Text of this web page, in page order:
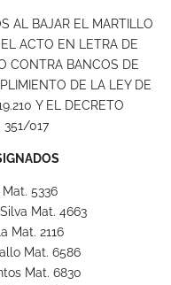
AL BAJAR EL MARTILLO
ACTO EN LETRA DE
CONTRA BANCOS DE
DE LA LEY DE
Y EL DECRETO
351/017
5336
Mat. 4663
Mat. 2116
Mat. 6586
Mat. 6830